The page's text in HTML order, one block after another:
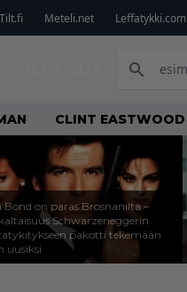
Tilt.fi Meteli.net Leffatykki.com
CLINT EASTWOOD
Bond on paras Brosnanilta –
Schwarzeneggerin
pakotti tekemään
uusiksi